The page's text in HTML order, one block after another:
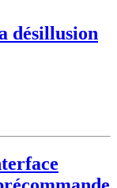
désillusion